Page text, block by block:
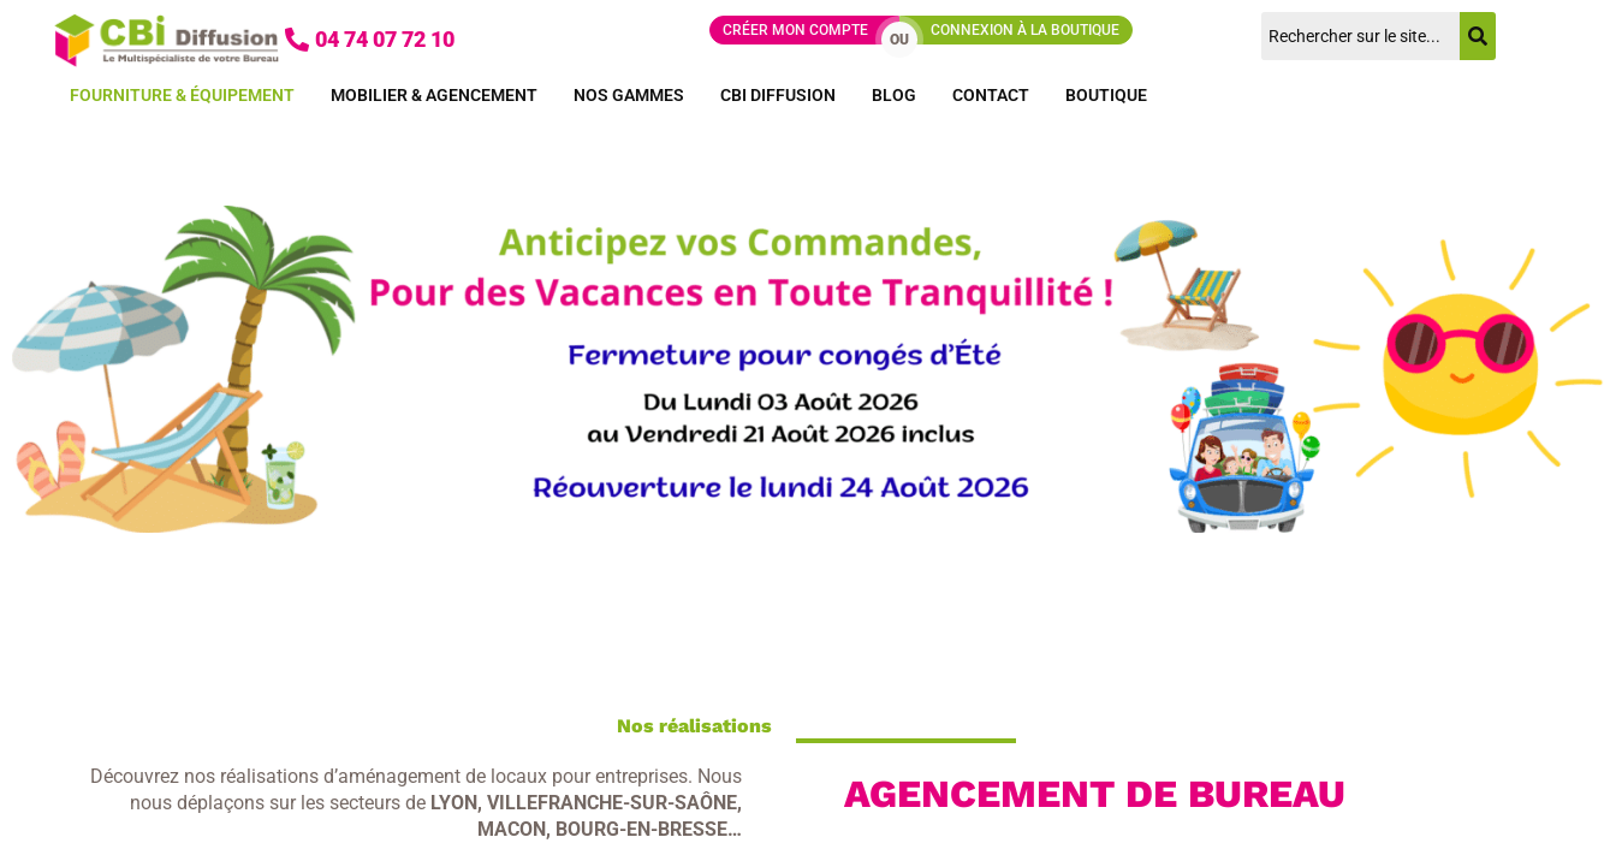
04 74 07 72 10 CRÉER MON COMPTE
OU
CONNEXION À LA BOUTIQUE
FOURNITURE & ÉQUIPEMENT MOBILIER & AGENCEMENT NOS GAMMES CBI DIFFUSION BLOG CONTACT BOUTIQUE
Nos réalisations
Découvrez nos réalisations d’aménagement de locaux pour entreprises. Nous
nous déplaçons sur les secteurs de LYON, VILLEFRANCHE-SUR-SAÔNE,
MACON, BOURG-EN-BRESSE…
AGENCEMENT DE BUREAU